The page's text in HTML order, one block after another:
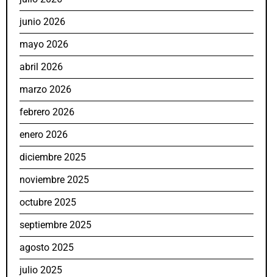
junio 2026
mayo 2026
abril 2026
marzo 2026
febrero 2026
enero 2026
diciembre 2025
noviembre 2025
octubre 2025
septiembre 2025
agosto 2025
julio 2025